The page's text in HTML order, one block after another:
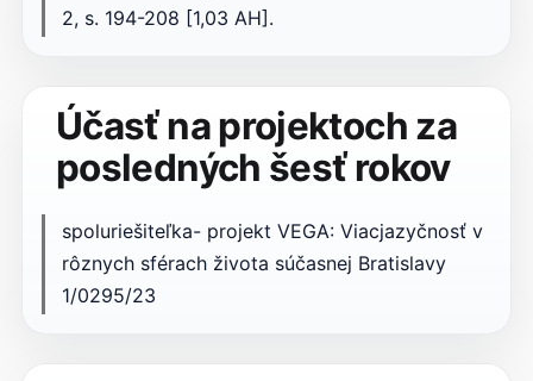
2, s. 194-208 [1,03 AH].
Účasť na projektoch za
posledných šesť rokov
spoluriešiteľka- projekt VEGA: Viacjazyčnosť v
rôznych sférach života súčasnej Bratislavy
1/0295/23